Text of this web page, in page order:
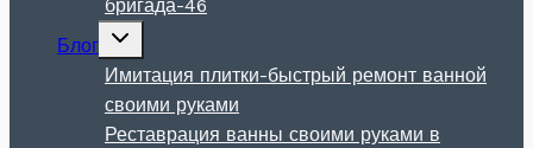
бригада-46
Блог
Развернуть
дочернее
меню
Имитация плитки-быстрый ремонт ванной
своими руками
Реставрация ванны своими руками в